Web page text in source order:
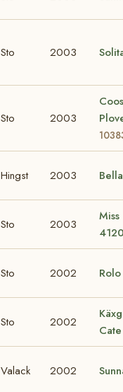
Sto 2003
Sto 2003
Hingst 2003
Sto 2003
Miss
Sto 2002 Rolo
Sto 2002
Cate
Valack 2002